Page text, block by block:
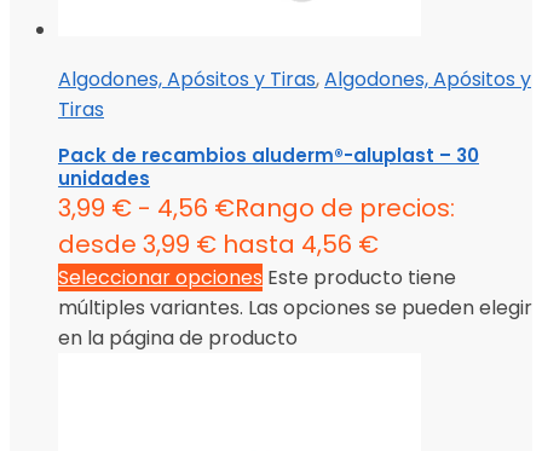
Algodones, Apósitos y Tiras,Algodones, Apósitos y
Tiras
Pack de recambios aluderm®-aluplast – 30
unidades
3,99 € - 4,56 €Rango de precios:
desde 3,99 € hasta 4,56 €
Seleccionar opciones Este producto tiene
múltiples variantes. Las opciones se pueden elegir
en la página de producto